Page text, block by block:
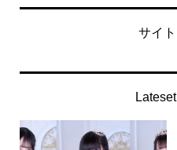
サイ